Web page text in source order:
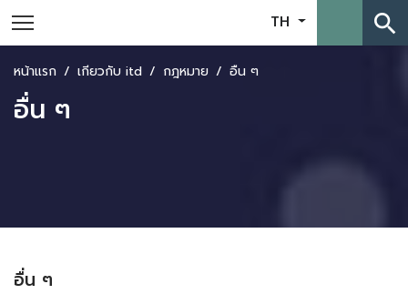
TH search
หน้าแรก เกี่ยวกับ itd กฎหมาย อื่น ๆ
อื่น ๆ
อื่น ๆ